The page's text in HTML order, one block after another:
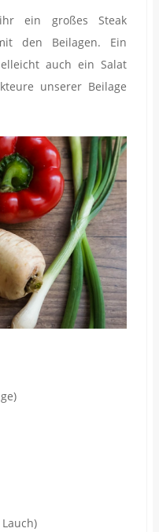
ein großes Steak
den Beilagen. Ein
auch ein Salat
unserer Beilage